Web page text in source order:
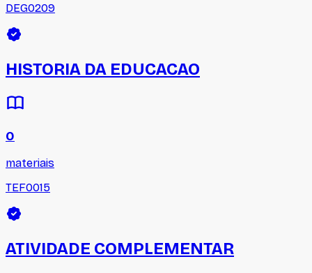
DEG0209
HISTORIA DA EDUCACAO
0
materiais
TEF0015
ATIVIDADE COMPLEMENTAR